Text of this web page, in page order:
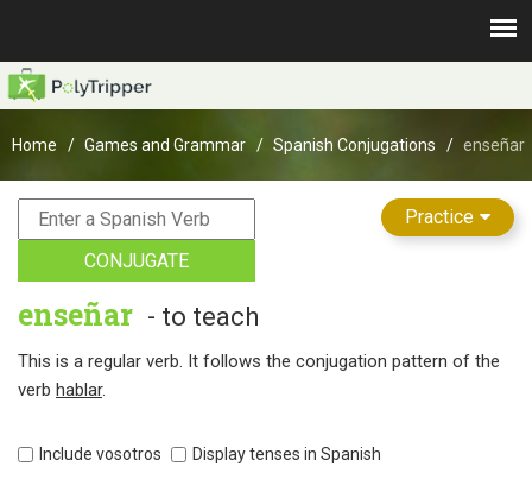
Home Games and Grammar Spanish Conjugations enseñar
Practice
CONJUGATE
enseñar - to teach
This is a regular verb. It follows the conjugation pattern of the
verb hablar.
Include vosotros Display tenses in Spanish